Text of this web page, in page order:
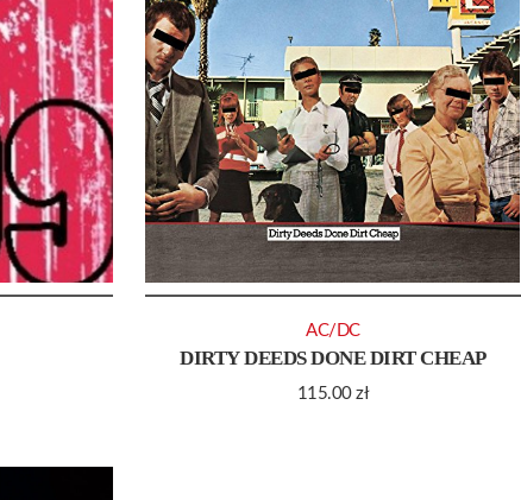
DIRTY DEEDS DONE DIRT CHEAP
115.00zł
AC/DC